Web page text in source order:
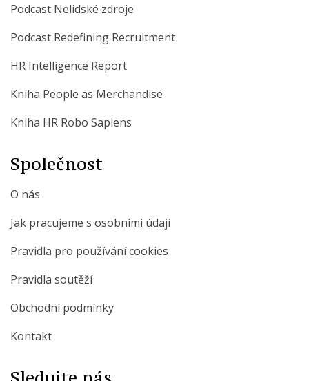
Podcast Nelidské zdroje
Podcast Redefining Recruitment
HR Intelligence Report
Kniha People as Merchandise
Kniha HR Robo Sapiens
Společnost
O nás
Jak pracujeme s osobními údaji
Pravidla pro používání cookies
Pravidla soutěží
Obchodní podmínky
Kontakt